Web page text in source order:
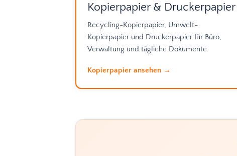
Kopierpapier & Druckerpapier
Recycling-Kopierpapier, Umwelt-
Kopierpapier und Druckerpapier für Büro,
Verwaltung und tägliche Dokumente.
Kopierpapier ansehen →